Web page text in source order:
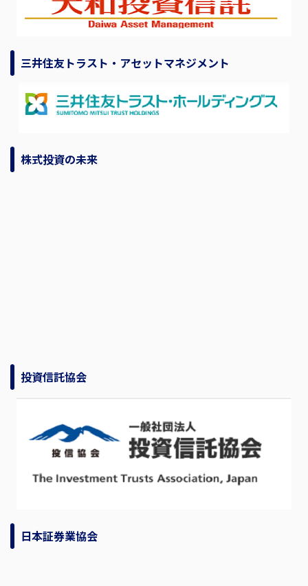
三井住友トラスト・アセットマネジメント
株式投資の未来
投資信託協会
日本証券業協会